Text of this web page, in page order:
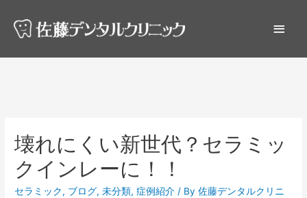
壊れにくい新世代？セラミッ
クインレーに！！
セラミック, ブログ,未分類,症例紹介 / By佐藤デンタルクリニ